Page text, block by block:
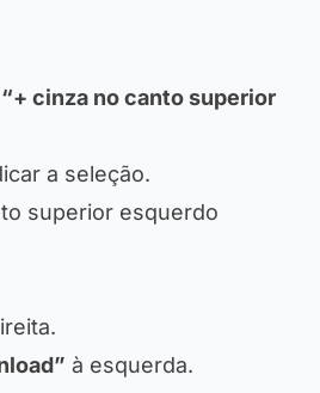
“+ cinza no canto superior
a seleção.
superior esquerdo
à esquerda.